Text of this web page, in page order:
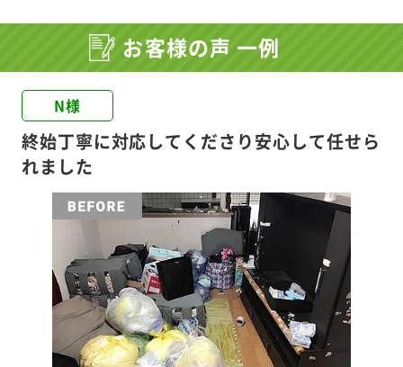
お客様の声 一例
N様
終始丁寧に対応してくださり安心して任せら
れました